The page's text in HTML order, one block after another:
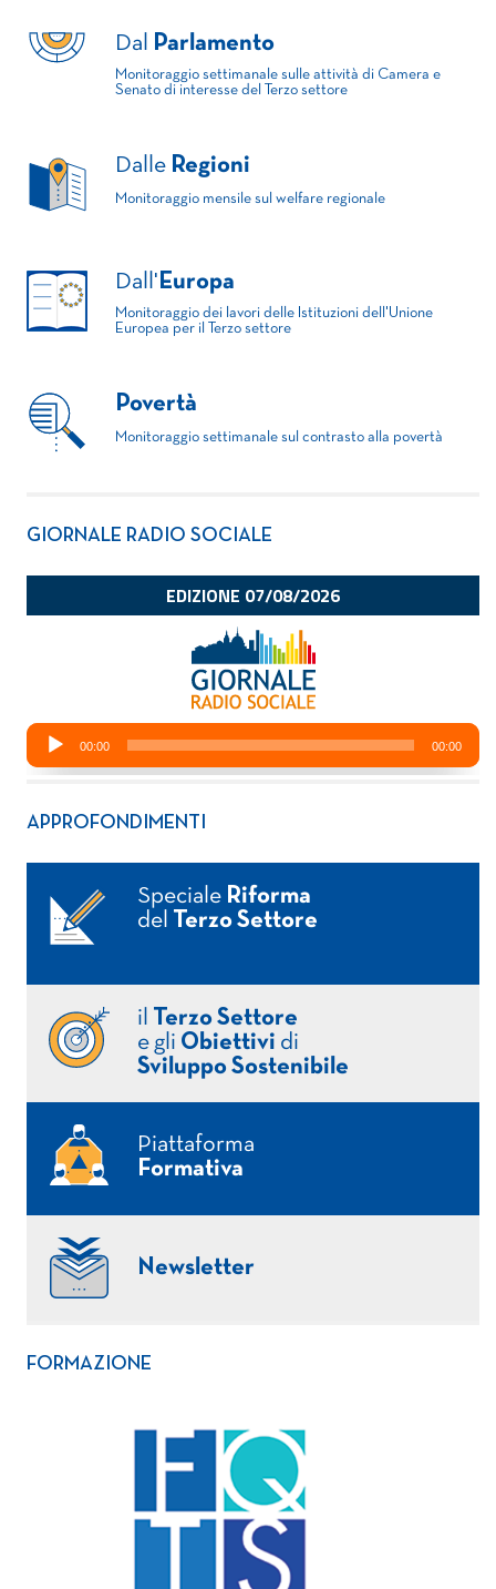
Dal Parlamento
Monitoraggio settimanale sulle attività di Camera e
Senato di interesse del Terzo settore
Dalle Regioni
Monitoraggio mensile sul welfare regionale
Dall' Europa
Monitoraggio dei lavori delle Istituzioni dell'Unione
Europea per il Terzo settore
Povertà
Monitoraggio settimanale sul contrasto alla povertà
GIORNALE RADIO SOCIALE
APPROFONDIMENTI
Speciale Riforma
del
Terzo Settore
il
Terzo Settore
e gli Obiettivi di
Sviluppo Sostenibile
Piattaforma
Formativa
Newsletter
FORMAZIONE